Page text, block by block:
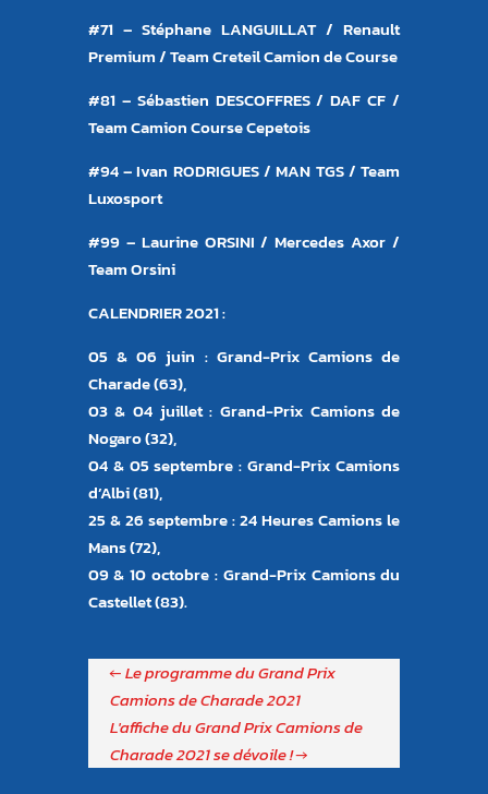
#71 – Stéphane LANGUILLAT / Renault
Premium / Team Creteil Camion de Course
#81 – Sébastien DESCOFFRES / DAF CF /
Team Camion Course Cepetois
#94 – Ivan RODRIGUES / MAN TGS / Team
Luxosport
#99 – Laurine ORSINI / Mercedes Axor /
Team Orsini
CALENDRIER 2021 :
05 & 06 juin : Grand-Prix Camions de
Charade (63),
03 & 04 juillet : Grand-Prix Camions de
Nogaro (32),
04 & 05 septembre : Grand-Prix Camions
d’Albi (81),
25 & 26 septembre : 24 Heures Camions le
Mans (72),
09 & 10 octobre : Grand-Prix Camions du
Castellet (83).
←Le programme du Grand Prix
Camions de Charade 2021
L'affiche du Grand Prix Camions de
Charade 2021 se dévoile !→